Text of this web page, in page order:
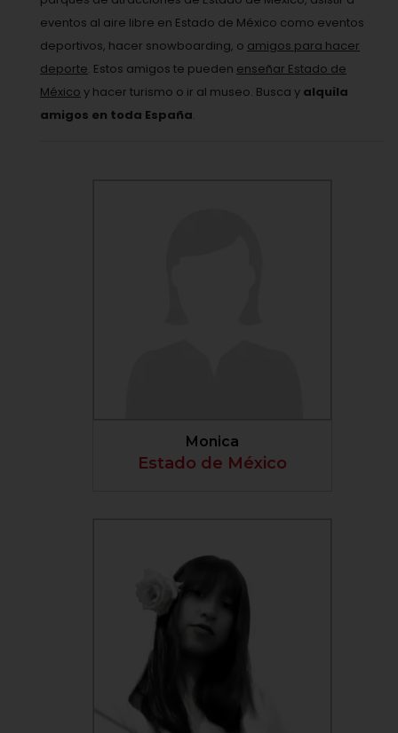
eventos al aire libre en Estado de México como eventos
deportivos, hacer snowboarding, o amigos para hacer
deporte. Estos amigos te pueden enseñar Estado de
México y hacer turismo o ir al museo. Busca y alquila
amigos en toda España.
Monica
Estado de México